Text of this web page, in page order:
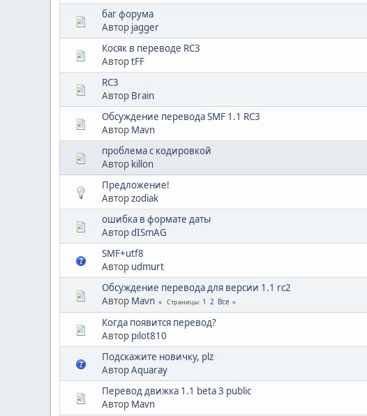
баг форума
Автор jagger
Косяк в переводе RC3
АвторtFF
RC3
Автор Brain
Обсуждение перевода SMF 1.1 RC3
Автор Mavn
проблема с кодировкой
Автор killon
Предложение!
Авторzodiak
ошибка в формате даты
АвторdISmAG
SMF+utf8
Автор udmurt
Обсуждение перевода для версии 1.1 rc2
Автор Mavn Страницы 1 2 Все
Когда появится перевод?
Автор pilot810
Подскажите новичку, plz
АвторAquaray
Перевод движка 1.1 beta 3 public
Автор Mavn